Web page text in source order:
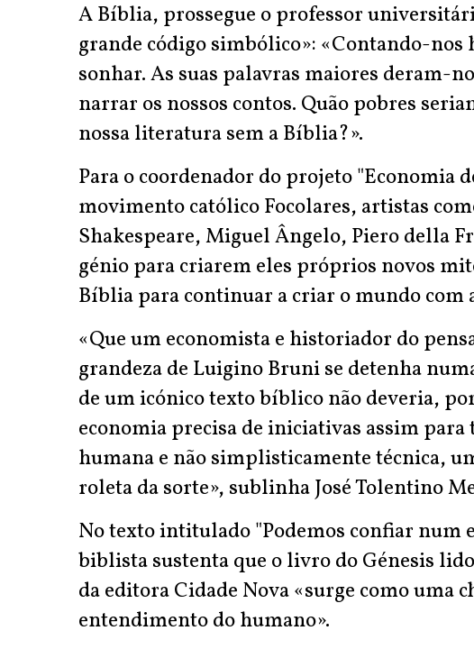
A Bíblia, prossegue o professor
grande código simbólico»: «Contando-
sonhar. As suas palavras maiores deram-
narrar os nossos contos. Quão pobres
nossa literatura sem a Bíblia?».
Para o coordenador do projeto "Economia
movimento católico Focolares, artistas
Shakespeare, Miguel Ângelo, Piero della
génio para criarem eles próprios novos
Bíblia para continuar a criar o mundo com
«Que um economista e historiador do
grandeza de Luigino Bruni se detenha
de um icónico texto bíblico não deveria,
economia precisa de iniciativas assim
humana e não simplisticamente técnica,
roleta da sorte», sublinha José Tolentino
No texto intitulado "Podemos confiar num
biblista sustenta que o livro do Génesis
da editora Cidade Nova «surge como uma
entendimento do humano».